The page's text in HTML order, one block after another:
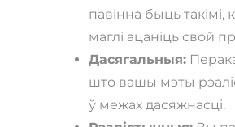
павінна быць такімі,
маглі ацаніць свой
Дасягальныя:
што вашы мэты
ў межах дасяжнасці.